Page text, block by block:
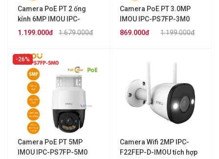
Camera PoE PT 2 ống
kính 6MP IMOU IPC-
PS70FP-6M0 1.679.000đ
1.199.000đ
Camera PoE PT 3.0MP
IMOU IPC-PS7FP-3M0
1.199.000đ
869.000đ
26%
Camera PoE PT 5MP
IMOU IPC-PS7FP-5M0
Camera Wifi 2MP IPC-
F22FEP-D-IMOU tích hợp